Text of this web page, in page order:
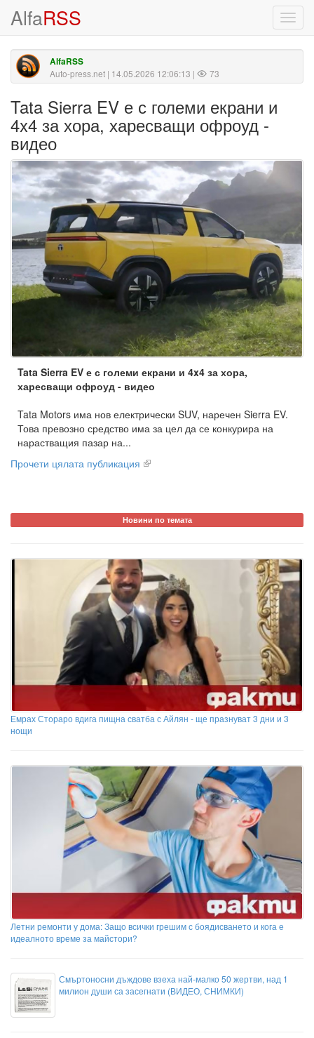
AlfaRSS
AlfaRSS
Auto-press.net | 14.05.2026 12:06:13 | 73
Tata Sierra EV е с големи екрани и
4x4 за хора, харесващи офроуд -
видео
Tata Sierra EV е с големи екрани и 4x4 за хора,
харесващи офроуд - видео
Tata Motors има нов електрически SUV, наречен Sierra EV.
Това превозно средство има за цел да се конкурира на
нарастващия пазар на...
Прочети цялата публикация
Новини по темата
Емрах Стораро вдига пищна сватба с Айлян - ще празнуват 3 дни и 3
нощи
Летни ремонти у дома: Защо всички грешим с боядисването и кога е
идеалното време за майстори?
Смъртоносни дъждове взеха най-малко 50 жертви, над 1
милион души са засегнати (ВИДЕО, СНИМКИ)